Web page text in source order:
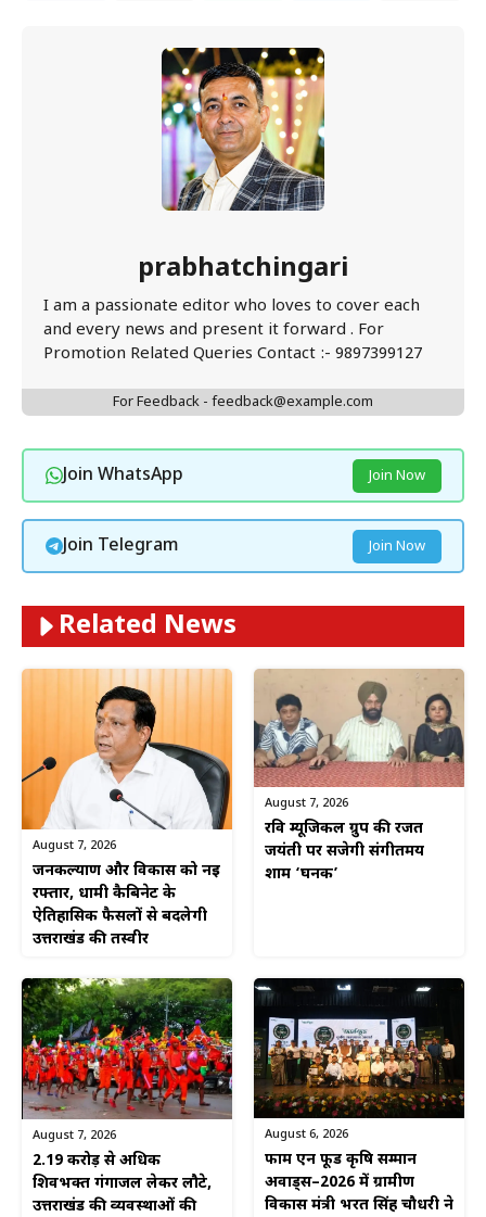
prabhatchingari
I am a passionate editor who loves to cover each
and every news and present it forward . For
Promotion Related Queries Contact :- 9897399127
For Feedback - feedback@example.com
Join WhatsApp Join Now
Join Telegram Join Now
Related News
August 7, 2026
जनकल्याण और विकास को नई
रफ्तार, धामी कैबिनेट के
ऐतिहासिक फैसलों से बदलेगी
उत्तराखंड की तस्वीर
August 7, 2026
रवि म्यूजिकल ग्रुप की रजत
जयंती पर सजेगी संगीतमय
शाम ‘घनक’
August 7, 2026
2.19 करोड़ से अधिक
शिवभक्त गंगाजल लेकर लौटे,
उत्तराखंड की व्यवस्थाओं की
August 6, 2026
फार्म एन फूड कृषि सम्मान
अवार्ड्स–2026 में ग्रामीण
विकास मंत्री भरत सिंह चौधरी ने